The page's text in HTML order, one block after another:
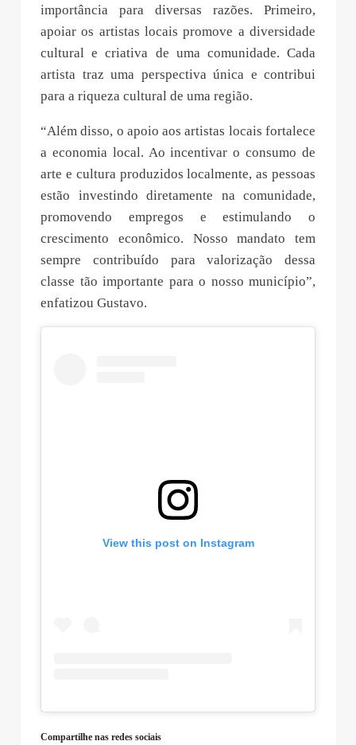
importância para diversas razões. Primeiro,
apoiar os artistas locais promove a diversidade
cultural e criativa de uma comunidade. Cada
artista traz uma perspectiva única e contribui
para a riqueza cultural de uma região.
“Além disso, o apoio aos artistas locais fortalece
a economia local. Ao incentivar o consumo de
arte e cultura produzidos localmente, as pessoas
estão investindo diretamente na comunidade,
promovendo empregos e estimulando o
crescimento econômico. Nosso mandato tem
sempre contribuído para valorização dessa
classe tão importante para o nosso município”,
enfatizou Gustavo.
View this post on Instagram
Compartilhe nas redes sociais